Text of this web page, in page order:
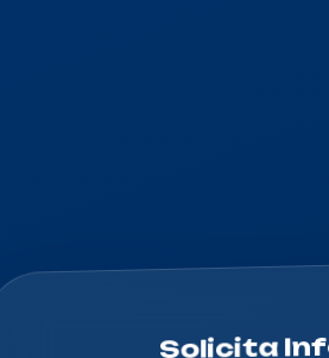
Solicita